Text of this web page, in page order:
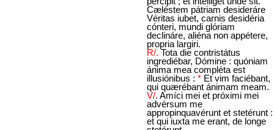
Cæléstem pátriam desideráre
Véritas iubet, carnis desidéria
cónteri, mundi glóriam
declináre, aliéna non appétere,
propria largiri.
R/.Tota die contristátus
ingrediébar, Dómine : quóniam
ánima mea compléta est
illusiónibus : * Et vim faciébant,
qui quærébant ánimam meam.
V/. Amíci mei et próximi mei
advérsum me
appropinquavérunt et stetérunt :
et qui iuxta me erant, de longe